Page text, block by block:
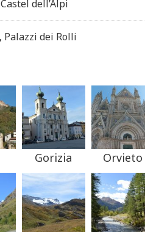
dell’Alpi
Palazzi dei Rolli
Gorizia Orvieto